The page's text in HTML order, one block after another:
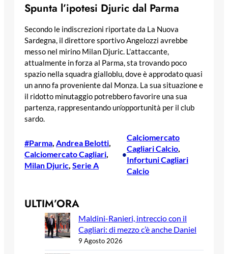
Spunta l’ipotesi Djuric dal Parma
Secondo le indiscrezioni riportate da La Nuova
Sardegna, il direttore sportivo Angelozzi avrebbe
messo nel mirino Milan Djuric. L’attaccante,
attualmente in forza al Parma, sta trovando poco
spazio nella squadra gialloblu, dove è approdato quasi
un anno fa proveniente dal Monza. La sua situazione e
il ridotto minutaggio potrebbero favorire una sua
partenza, rappresentando un’opportunità per il club
sardo.
#Parma, Andrea Belotti
Calciomercato Cagliari
Milan Djuric, Serie A
•
Calciomercato
Cagliari Calcio
Infortuni Cagliari
Calcio
ULTIM’ORA
Maldini-Ranieri, intreccio con il
Cagliari: di mezzo c’è anche Daniel
9 Agosto 2026